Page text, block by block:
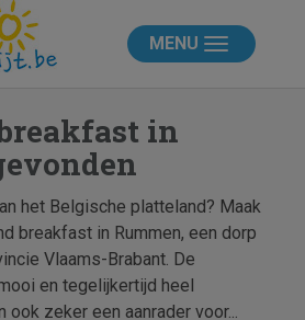
MENU
in
het Belgische platteland? Maak
breakfast in Rummen, een dorp
Vlaams-Brabant. De
en tegelijkertijd heel
zeker een aanrader voor...